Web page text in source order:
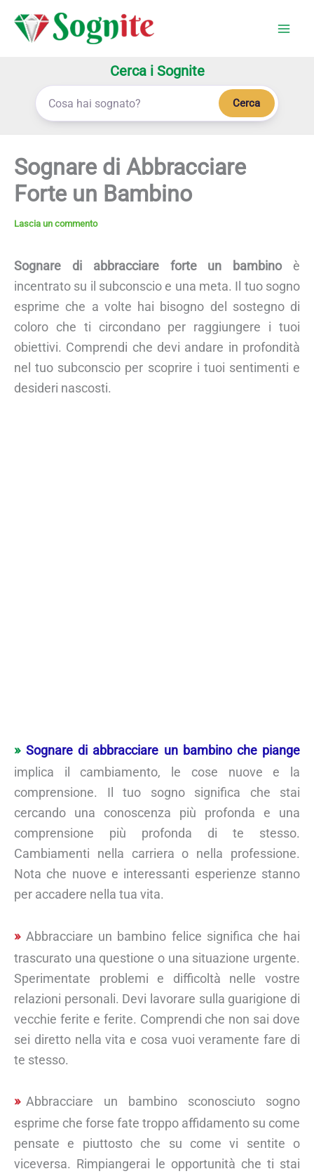
Cerca i Sognite
Cerca
Sognare di Abbracciare
Forte un Bambino
Lascia un commento
Sognare di abbracciare forte un bambinoè
incentrato su il subconscio e una meta. Il tuo sogno
esprime che a volte hai bisogno del sostegno di
coloro che ti circondano per raggiungere i tuoi
obiettivi. Comprendi che devi andare in profondità
nel tuo subconscio per scoprire i tuoi sentimenti e
desideri nascosti.
Sognare di abbracciare un bambino che piange
implica il cambiamento, le cose nuove e la
comprensione. Il tuo sogno significa che stai
cercando una conoscenza più profonda e una
comprensione più profonda di te stesso.
Cambiamenti nella carriera o nella professione.
Nota che nuove e interessanti esperienze stanno
per accadere nella tua vita.
Abbracciare un bambino felice significa che hai
trascurato una questione o una situazione urgente.
Sperimentate problemi e difficoltà nelle vostre
relazioni personali. Devi lavorare sulla guarigione di
vecchie ferite e ferite. Comprendi che non sai dove
sei diretto nella vita e cosa vuoi veramente fare di
te stesso.
Abbracciare un bambino sconosciuto sogno
esprime che forse fate troppo affidamento su come
pensate e piuttosto che su come vi sentite o
viceversa. Rimpiangerai le opportunità che ti stai